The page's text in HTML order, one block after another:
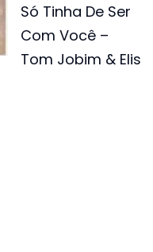
Só Tinha De Ser
Com Você –
Tom Jobim & Elis